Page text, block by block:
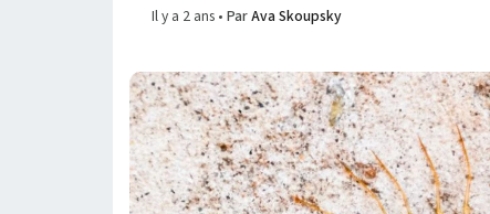
Il y a 2 ans ParAva Skoupsky